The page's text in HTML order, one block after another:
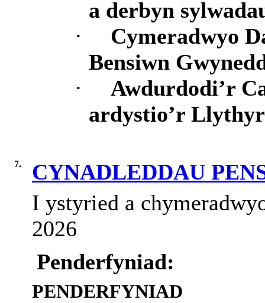
a derbyn
·
Cymeradwyo
Bensiwn
·
Awdurdodi’r
ardystio’r Llythyr
7.
CYNADLEDDAU
I ystyried a
2026
Penderfyniad:
PENDERFYNIAD